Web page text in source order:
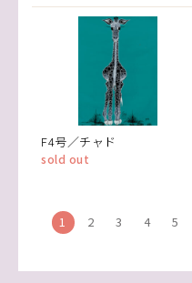
F4号／チャド
sold out
1 2 3 4 5